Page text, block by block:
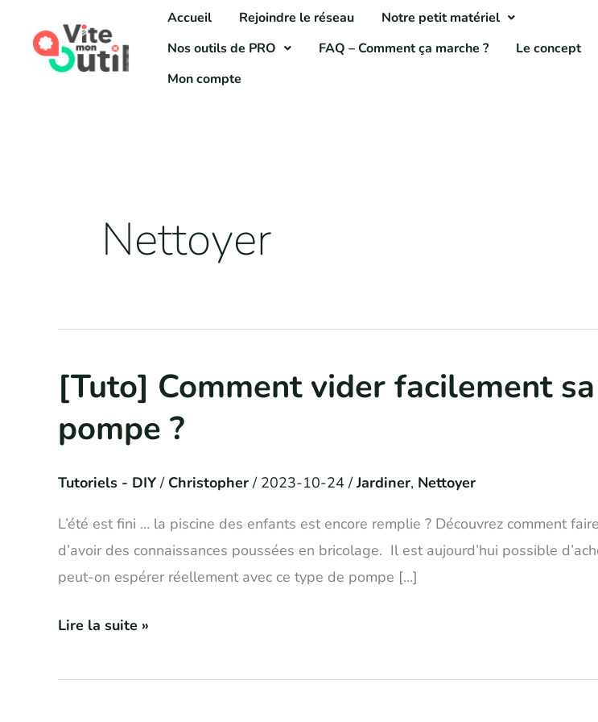
contenu
Accueil Rejoindre le réseau
Notre petit matériel
Nos outils de PRO
FAQ – Comment ça marche ? Le concept
Mon compte
Nettoyer
[Tuto] Comment vider facilement sa
pompe ?
Tutoriels - DIY/ Christopher/ 2023-10-24/Jardiner, Nettoyer
L’été est fini … la piscine des enfants est encore remplie ? Découvrez comment
d’avoir des connaissances poussées en bricolage. Il est aujourd’hui possible
peut-on espérer réellement avec ce type de pompe […]
[Tuto]
Comment
vider
sa
d’une
pompe
Lire la suite »